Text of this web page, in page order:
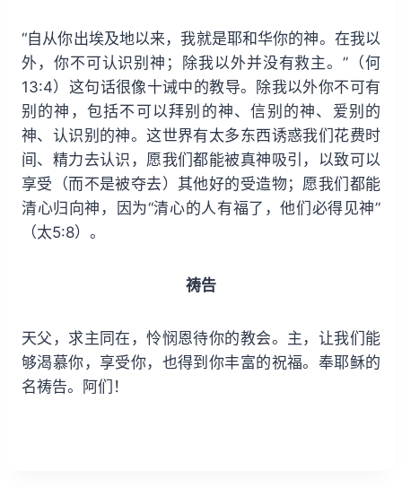
“自从你出埃及地以来，我就是耶和华你的神。在我以
外，你不可认识别神；除我以外并没有救主。”（何
13:4）这句话很像十诫中的教导。除我以外你不可有
别的神，包括不可以拜别的神、信别的神、爱别的
神、认识别的神。这世界有太多东西诱惑我们花费时
间、精力去认识，愿我们都能被真神吸引，以致可以
享受（而不是被夺去）其他好的受造物；愿我们都能
清心归向神，因为“清心的人有福了，他们必得见神”
（太5:8）。
祷告
天父，求主同在，怜悯恩待你的教会。主，让我们能
够渴慕你，享受你，也得到你丰富的祝福。奉耶稣的
名祷告。阿们！